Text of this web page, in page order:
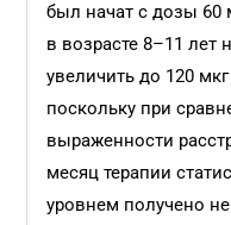
был начат с дозы 60
в возрасте 8–11 лет
увеличить до 120
поскольку при
выраженности
месяц терапии
уровнем получено